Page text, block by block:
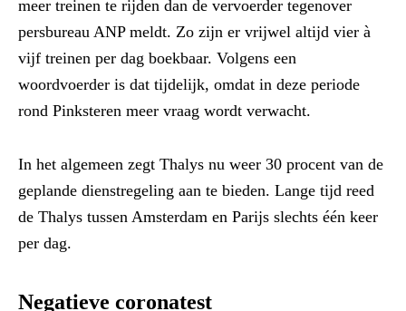
meer treinen te rijden dan de vervoerder tegenover
persbureau ANP meldt. Zo zijn er vrijwel altijd vier à
vijf treinen per dag boekbaar. Volgens een
woordvoerder is dat tijdelijk, omdat in deze periode
rond Pinksteren meer vraag wordt verwacht.
In het algemeen zegt Thalys nu weer 30 procent van de
geplande dienstregeling aan te bieden. Lange tijd reed
de Thalys tussen Amsterdam en Parijs slechts één keer
per dag.
Negatieve coronatest